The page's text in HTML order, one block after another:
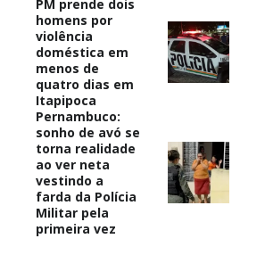
PM prende dois
homens por
violência
doméstica em
menos de
quatro dias em
Itapipoca
Pernambuco:
sonho de avó se
torna realidade
ao ver neta
vestindo a
farda da Polícia
Militar pela
primeira vez